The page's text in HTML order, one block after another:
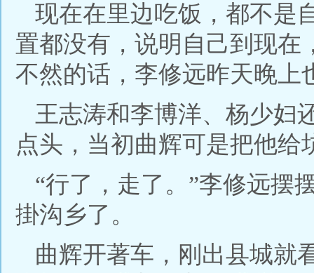
现在在里边吃饭，都不是
置都没有，说明自己到现在
不然的话，李修远昨天晚上
王志涛和李博洋、杨少妇
点头，当初曲辉可是把他给
“行了，走了。”李修远摆
掛沟乡了。
曲辉开著车，刚出县城就